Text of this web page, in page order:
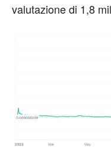
valutazione di 1,8